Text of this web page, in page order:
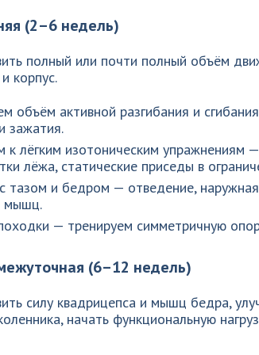
(2–6 недель)
полный или почти полный объём
корпус.
объём активной разгибания и
зажатия.
к лёгким изотоническим упражнениям
лёжа, статические приседы в
тазом и бедром — отведение,
мышц.
— тренируем симметричную
(6–12 недель)
силу квадрицепса и мышц бедра,
начать функциональную